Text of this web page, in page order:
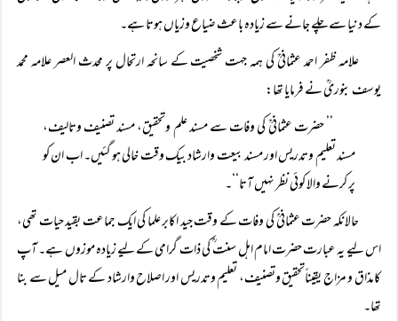
کے دنیا سے چلے جانے سے زیادہ باعث ضیاع وزیاں ہوتا ہے۔
علامہ ظفر احمد عثمانیؒ کی ہمہ جہت شخصیت کے سانحہ ارتحال پر محدث العصر علامہ محمد
یوسف بنوریؒ نے فرمایا تھا:
’’ حضرت عثمانیؒ کی وفات سے مسند علم وتحقیق، مسند تصنیف وتالیف،
مسند تعلیم وتدریس اور مسند بیعت وارشاد بیک وقت خالی ہو گئیں۔ اب ان کو
پر کرنے والا کوئی نظر نہیں آتا‘‘۔
حالانکہ حضرت عثمانیؒ کی وفات کے وقت جید اکابر علما کی ایک جماعت بقید حیات تھی،
اس لیے یہ عبارت حضرت امام اہل سنت ؒ کی ذات گرامی کے لیے زیادہ موزوں ہے۔ آپ
کامذاق و مزاج یقیناًتحقیق وتصنیف، تعلیم وتدریس اور اصلاح وارشاد کے تال میل سے بنا
تھا۔